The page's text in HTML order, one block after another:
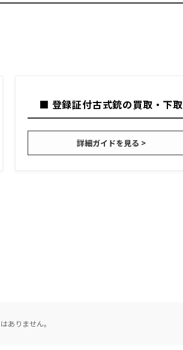
■ 登録証付古式銃の買取・下取
詳細ガイドを見る >
ありません。